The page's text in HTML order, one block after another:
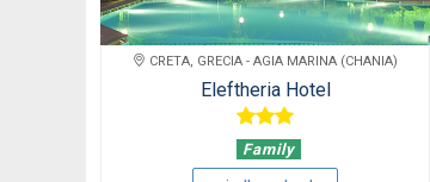
CRETA, GRECIA - AGIA MARINA (CHANIA)
Eleftheria Hotel
Family